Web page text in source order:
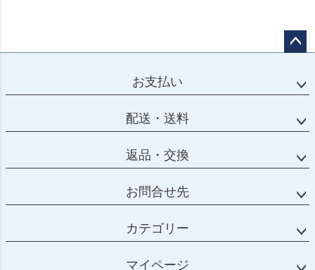
ップ
お支払い
配送・送料
返品・交換
お問合せ先
カテゴリー
マイページ